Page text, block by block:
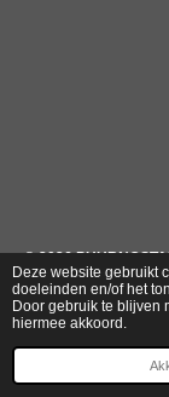
Deze website gebruikt
doeleinden en/of het
Door gebruik te blijven
hiermee akkoord.
© 2026